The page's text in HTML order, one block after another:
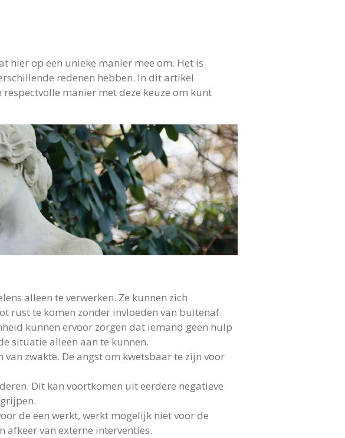
hier op een unieke manier mee om. Het is
redenen hebben. In dit artikel
manier met deze keuze om kunt
alleen te verwerken. Ze kunnen zich
rust te komen zonder invloeden van buitenaf.
kunnen ervoor zorgen dat iemand geen hulp
situatie alleen aan te kunnen.
van zwakte. De angst om kwetsbaar te zijn voor
Dit kan voortkomen uit eerdere negatieve
de een werkt, werkt mogelijk niet voor de
afkeer van externe interventies.